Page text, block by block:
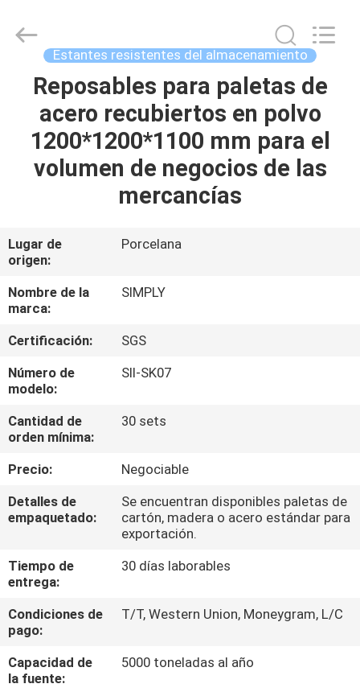
HOGAR
PRODUCTOS
VIAJE
DE
LA
FÁBRICA
CONTROL
DE
ÉNTRENOS
EN
CONTACTO
CON
PIDA
UNA
Estantes resistentes del almacenamiento
Reposables para paletas de
acero recubiertos en polvo
1200*1200*1100 mm para el
volumen de negocios de las
mercancías
Lugar de
origen:
Porcelana
Nombre de la
marca:
SIMPLY
Certificación:
SGS
Número de
modelo:
SII-SK07
Cantidad de
orden mínima:
30 sets
Precio:
Negociable
Detalles de
empaquetado:
Se encuentran disponibles paletas de
cartón, madera o acero estándar para
exportación.
Tiempo de
entrega:
30 días laborables
Condiciones de
pago:
T/T, Western Union, Moneygram, L/C
Capacidad de
la fuente:
5000 toneladas al año